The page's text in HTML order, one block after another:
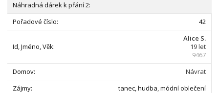
42
Alice S.
19 let
9467
Návrat
tanec, hudba, módní oblečení